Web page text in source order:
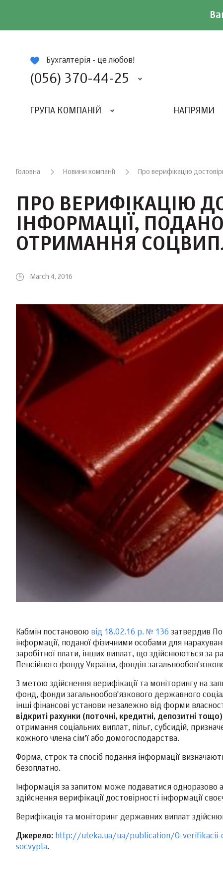
Бухгалтерія - це любов!
(056) 370-44-25
ГРУПА КОМПАНІЙ НАПРЯМИ
Головна Новини компанії Про верифікацію
ПРО ВЕРИФІКАЦІЮ
ІНФОРМАЦІЇ,
ОТРИМАННЯ
March 4, 2016
Кабмін постановою від 18.02.16 р. № 136 затвердив
інформації, поданої фізичними особами для
заробітної плати, інших виплат, що здійснюються за
Пенсійного фонду України, фондів
З метою здійснення верифікації та моніторингу на
фонд, фонди загальнообов'язкового державного
інші фінансові установи незалежно від форми
відкриті рахунки (поточні, кредитні, депозитні
отримання соціальних виплат, пільг, субсидій,
кожного члена сім'ї або домогосподарства.
Форма, строк та спосіб подання інформації
безоплатно.
Інформація за запитом може подаватися одноразово
здійснення верифікації достовірності інформації
Верифікація та моніторинг державних виплат
Джерело: http://uteka.ua/ua/publication/O-verifikacii-
socvypla.